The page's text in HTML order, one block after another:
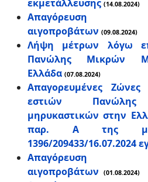
εκμετάλλευσης (14.08.2024)
Απαγόρευση
αιγοπροβάτων (09.08.2024)
Λήψη μέτρων λόγω
Πανώλης Μικρών
Ελλάδα (07.08.2024)
Απαγορευμένες
εστιών
μηρυκαστικών στην
παρ. Α της
1396/209433/16.07.2024
Απαγόρευση
αιγοπροβάτων
(01.08.2024)